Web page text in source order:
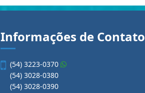
Informações de Contato
(54) 3223-0370
(54) 3028-0380
(54) 3028-0390